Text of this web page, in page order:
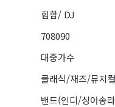
힙합/ DJ
708090
대중가수
클래식/재즈/뮤지컬
밴드(인디/싱어송